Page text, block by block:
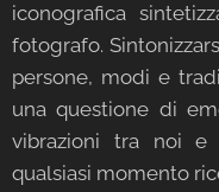
iconografica
fotografo.
persone, modi e
una questione di
vibrazioni tra noi
qualsiasi momento